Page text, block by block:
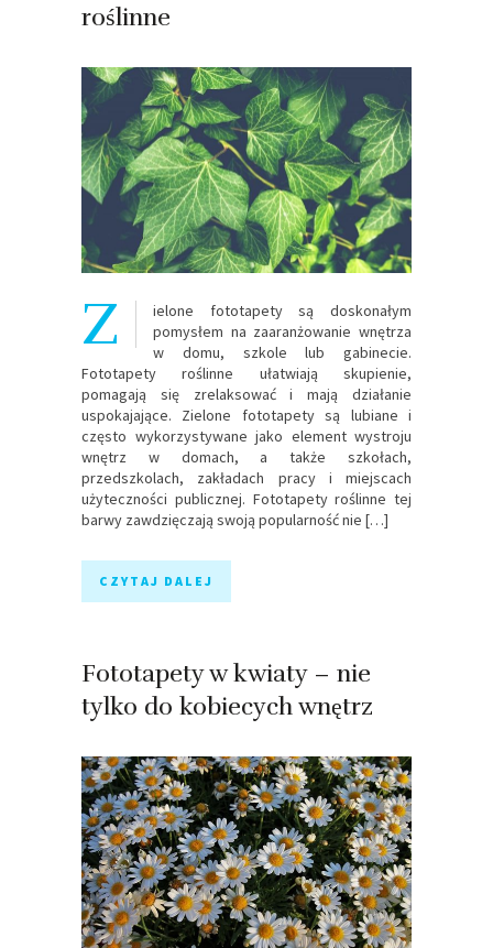
roślinne
Z
ielone fototapety są doskonałym
pomysłem na zaaranżowanie wnętrza
w domu, szkole lub gabinecie.
Fototapety roślinne ułatwiają skupienie,
pomagają się zrelaksować i mają działanie
uspokajające. Zielone fototapety są lubiane i
często wykorzystywane jako element wystroju
wnętrz w domach, a także szkołach,
przedszkolach, zakładach pracy i miejscach
użyteczności publicznej. Fototapety roślinne tej
barwy zawdzięczają swoją popularność nie […]
CZYTAJ DALEJ
Fototapety w kwiaty – nie
tylko do kobiecych wnętrz